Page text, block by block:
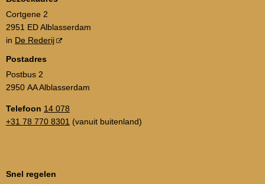
Cortgene 2
2951 ED Alblasserdam
in De Rederij
Postadres
Postbus 2
2950 AA Alblasserdam
Telefoon 14 078
+31 78 770 8301 (vanuit buitenland)
Snel regelen